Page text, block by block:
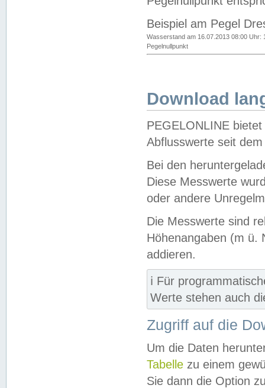
Beispiel am Pegel
Wasserstand am 16.07.2013 08:00 Uhr:
Pegelnullpunkt
Download
PEGELONLINE
Abflusswerte seit
Bei den
Diese Messwerte
oder andere
Die Messwerte sind
Höhenangaben (m ü.
addieren.
ℹ️ Für
Werte stehen auch
Zugriff auf die
Um die Daten
Tabelle zu einem
Sie dann die Option